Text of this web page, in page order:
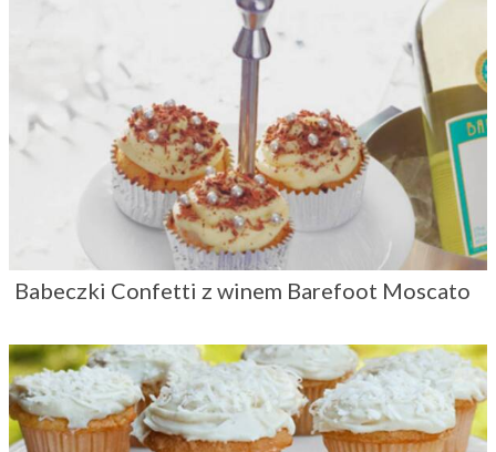
Babeczki Confetti z winem Barefoot Moscato